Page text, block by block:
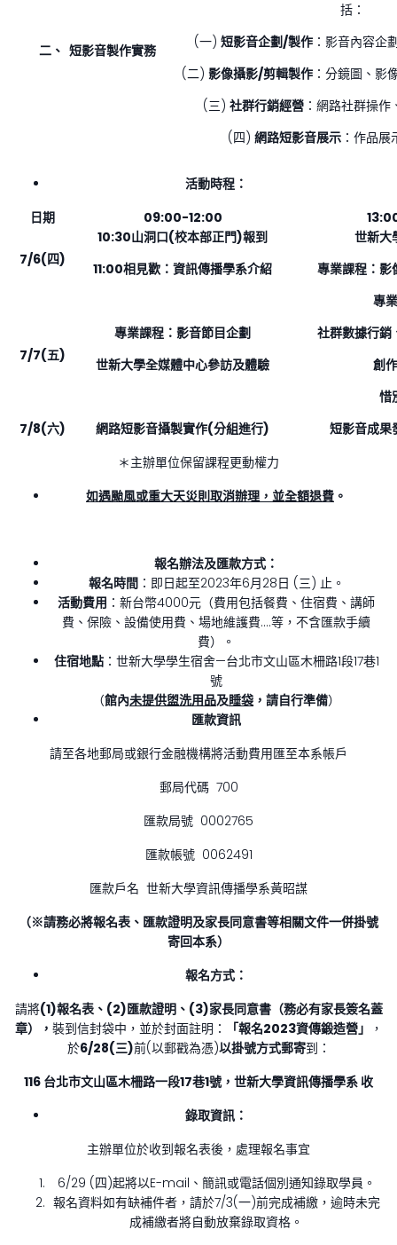
二、 短影音製作實務
括：
(一) 短影音企劃/製作 ：影音內容企
(二) 影像攝影/剪輯製作 ：分鏡圖、影
(三) 社群行銷經營 ：網路社群操
(四) 網路短影音展示 ：作品
活動時程：
日期
09:00-12:00
7/6(四)
10:30山洞口(校本部正門)報到
11:00相見歡：資訊傳播學系介紹
世新大
專業課程：影
7/7(五)
專業課程：影音節目企劃
世新大學全媒體中心參訪及體驗
專
社群數據行銷
創
惜
7/8(六) 網路短影音攝製實作(分組進行)
短影音成果
＊主辦單位保留課程更動權力
如遇颱風或重大天災則取消辦理，並全額退費 。
報名辦法及匯款方式：
報名時間：即日起至2023年6月28日 (三) 止。
活動費用 ：新台幣4000元（費用包括餐費、住宿費、講師
費、保險、設備使用費、場地維護費….等，不含匯款手續
費）。
住宿地點：世新大學學生宿舍—台北市文山區木柵路1段17巷1
號
（館內未提供盥洗用品及睡袋，請自行準備）
匯款資訊
請至各地郵局或銀行金融機構將活動費用匯至本系帳戶
郵局代碼 700
匯款局號 0002765
匯款帳號 0062491
匯款戶名 世新大學資訊傳播學系黃昭謀
（※請務必將報名表、匯款證明及家長同意書等相關文件一併掛號
寄回本系）
報名方式：
請將(1)報名表、(2)匯款證明、(3)家長同意書（務必有家長簽名蓋
章）， 裝到信封袋中，並於封面註明： 「報名2023資傳鍛造營」
，
於6/28(三)前(以郵戳為憑)以掛號方式郵寄到：
116 台北市文山區木柵路一段17巷1號，世新大學資訊傳播學系 收
錄取資訊：
主辦單位於收到報名表後，處理報名事宜
6/29 (四)起將以E-mail、簡訊或電話個別通知錄取學員。
報名資料如有缺補件者，請於7/3(一)前完成補繳，逾時未完
成補繳者將自動放棄錄取資格。